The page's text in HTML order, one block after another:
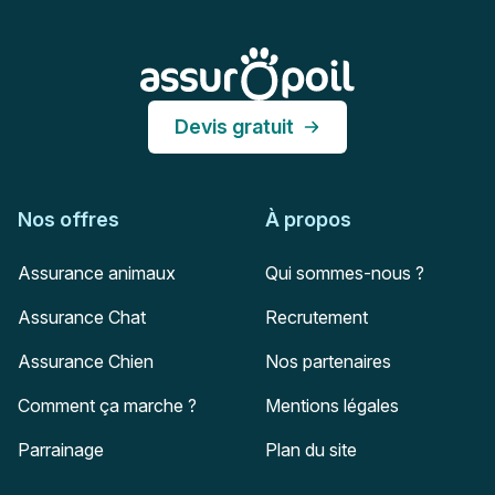
Devis gratuit
Nos offres
Assurance animaux
Assurance Chat
Assurance Chien
Comment ça marche ?
Parrainage
À propos
Qui sommes-nous ?
Recrutement
Nos partenaires
Mentions légales
Plan du site